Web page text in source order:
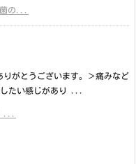
の...
がとうございます。＞痛みなど
たい感じがあり ...
...